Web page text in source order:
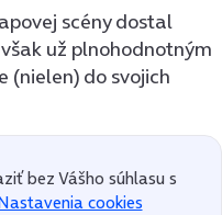
scény dostal
už plnohodnotným
(nielen) do svojich
bez Vášho súhlasu s
cookies